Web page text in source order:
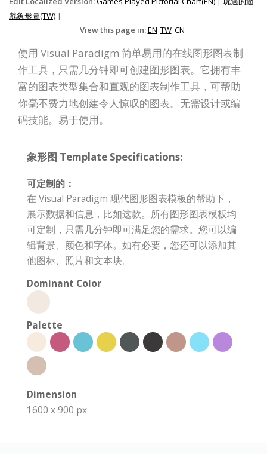
戲象形圖(TW) |
View this page in:EN TW CN
使用 Visual Paradigm 简单易用的在线图形图表制
作工具，只需几分钟即可创建图形图表。它拥有丰
富的图表类型集合和直观的图表制作工具，可帮助
你毫不费力地创建令人惊叹的图表。无需设计或编
码技能。易于使用。
象形图 Template Specifications:
可定制的：
在 Visual Paradigm 现代图形图表模板的帮助下，
展示数据和信息，比如这款。所有图形图表模板均
可定制，只需几分钟即可满足您的需求。您可以编
辑背景、颜色和字体。如有必要，您还可以添加其
他图标、照片和文本块。
Dominant Color
Palette
Dimension
1600 x 900 px